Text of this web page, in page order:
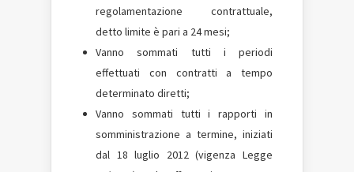
regolamentazione contrattuale,
detto limite è pari a 24 mesi;
Vanno sommati tutti i periodi
effettuati con contratti a tempo
determinato diretti;
Vanno sommati tutti i rapporti in
somministrazione a termine, iniziati
dal 18 luglio 2012 (vigenza Legge